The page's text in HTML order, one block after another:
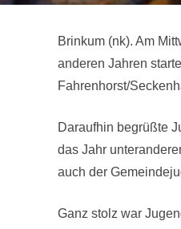
Brinkum (nk). Am
anderen Jahren
Fahrenhorst/
Daraufhin begrüßte
das Jahr
auch der
Ganz stolz war